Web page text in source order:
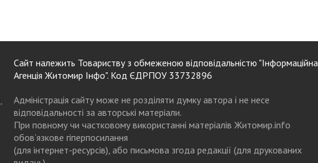
Сайт належить Товариству з обмеженою відповідальністю "Інформаційна
Агенція Житомир Інфо". Код ЄДРПОУ 33732896
Адміністрація сайту може не розділяти думку автора і не несе
відповідальності за авторські матеріали.
При повному чи частковому використанні матеріалів Житомир.info
обов’язкове гіперпосилання
(для інтернет-ресурсів), або письмова згода редакції (для друкованих